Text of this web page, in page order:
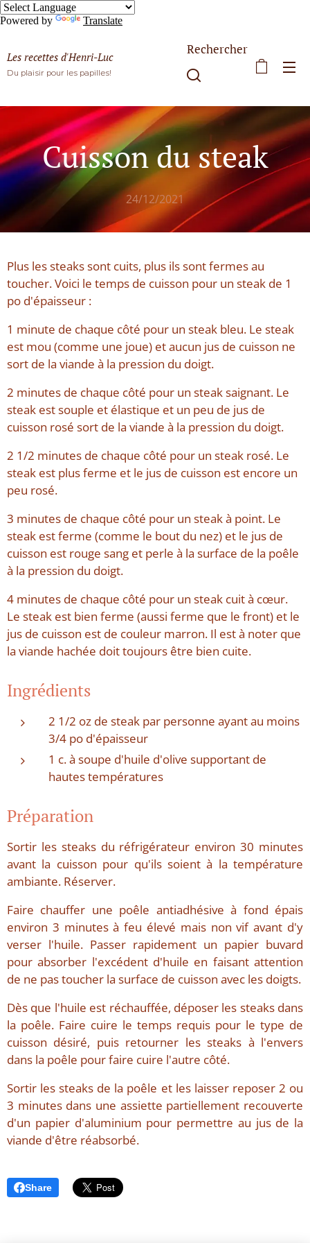
Powered by Translate
Les recettes d'Henri-Luc
Du plaisir pour les papilles!
Rechercher
Cuisson du steak
24/12/2021
Plus les steaks sont cuits, plus ils sont fermes au
toucher. Voici le temps de cuisson pour un steak de 1
po d'épaisseur :
1 minute de chaque côté pour un steak bleu. Le steak
est mou (comme une joue) et aucun jus de cuisson ne
sort de la viande à la pression du doigt.
2 minutes de chaque côté pour un steak saignant. Le
steak est souple et élastique et un peu de jus de
cuisson rosé sort de la viande à la pression du doigt.
2 1/2 minutes de chaque côté pour un steak rosé. Le
steak est plus ferme et le jus de cuisson est encore un
peu rosé.
3 minutes de chaque côté pour un steak à point. Le
steak est ferme (comme le bout du nez) et le jus de
cuisson est rouge sang et perle à la surface de la poêle
à la pression du doigt.
4 minutes de chaque côté pour un steak cuit à cœur.
Le steak est bien ferme (aussi ferme que le front) et le
jus de cuisson est de couleur marron. Il est à noter que
la viande hachée doit toujours être bien cuite.
Ingrédients
2 1/2 oz de steak par personne ayant au moins
3/4 po d'épaisseur
1 c. à soupe d'huile d'olive supportant de
hautes températures
Préparation
Sortir les steaks du réfrigérateur environ 30 minutes
avant la cuisson pour qu'ils soient à la température
ambiante. Réserver.
Faire chauffer une poêle antiadhésive à fond épais
environ 3 minutes à feu élevé mais non vif avant d'y
verser l'huile. Passer rapidement un papier buvard
pour absorber l'excédent d'huile en faisant attention
de ne pas toucher la surface de cuisson avec les doigts.
Dès que l'huile est réchauffée, déposer les steaks dans
la poêle. Faire cuire le temps requis pour le type de
cuisson désiré, puis retourner les steaks à l'envers
dans la poêle pour faire cuire l'autre côté.
Sortir les steaks de la poêle et les laisser reposer 2 ou
3 minutes dans une assiette partiellement recouverte
d'un papier d'aluminium pour permettre au jus de la
viande d'être réabsorbé.
Share